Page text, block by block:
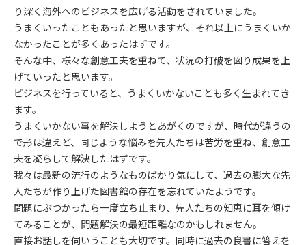
り深く海外へのビジネスを広げる活動をされていました。
うまくいったこともあったと思いますが、それ以上にうまくいか
なかったことが多くあったはずです。
そんな中、様々な創意工夫を重ねて、状況の打破を図り成果を上
げていったと思います。
ビジネスを行っていると、うまくいかないことも多く生まれてき
ます。
うまくいかない事を解決しようとあがくのですが、時代が違うの
で形は違えど、同じような悩みを先人たちは苦労を重ね、創意工
夫を凝らして解決したはずです。
我々は最新の流行のようなものばかり気にして、過去の膨大な先
人たちが作り上げた図書館の存在を忘れていたようです。
問題にぶつかったら一度立ち止まり、先人たちの知恵に耳を傾け
てみることが、問題解決の最短距離なのかもしれません。
直接お話しを伺いうことも大切です。同時に過去の良書に答えを